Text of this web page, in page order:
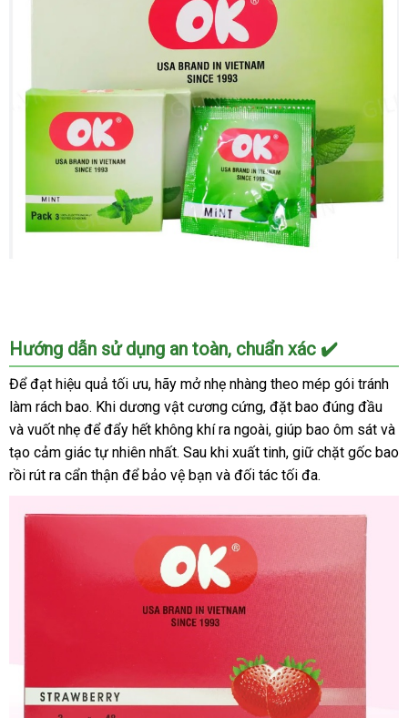
chất
lượng
tốt
khoái
cảm
Bao
cao
su
an
toàn
chất
lượng
tốt
Hướng dẫn sử dụng an toàn, chuẩn xác ✔️
Để đạt hiệu quả tối ưu, hãy mở nhẹ nhàng theo mép gói tránh
làm rách bao. Khi dương vật cương cứng, đặt bao đúng đầu
và vuốt nhẹ để đẩy hết không khí ra ngoài, giúp bao ôm sát và
tạo cảm giác tự nhiên nhất. Sau khi xuất tinh, giữ chặt gốc bao
rồi rút ra cẩn thận để bảo vệ bạn và đối tác tối đa.